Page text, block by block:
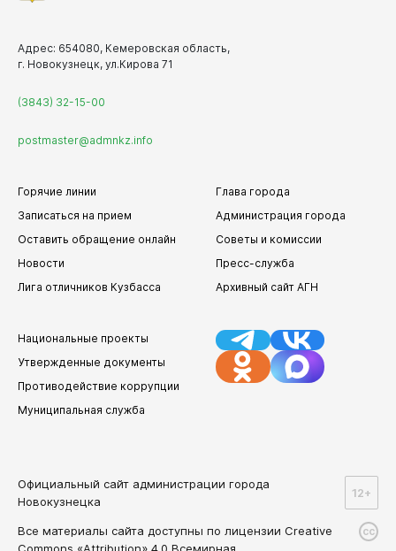
Адрес: 654080, Кемеровская область,
г. Новокузнецк, ул.Кирова 71
(3843) 32-15-00
postmaster@admnkz.info
Горячие линии
Записаться на прием
Оставить обращение онлайн
Новости
Лига отличников Кузбасса
Глава города
Администрация города
Советы и комиссии
Пресс-служба
Архивный сайт АГН
Национальные проекты
Утвержденные документы
Противодействие коррупции
Муниципальная служба
Официальный сайт администрации города
Новокузнецка
12+
cc
Все материалы сайта доступны по лицензии Creative